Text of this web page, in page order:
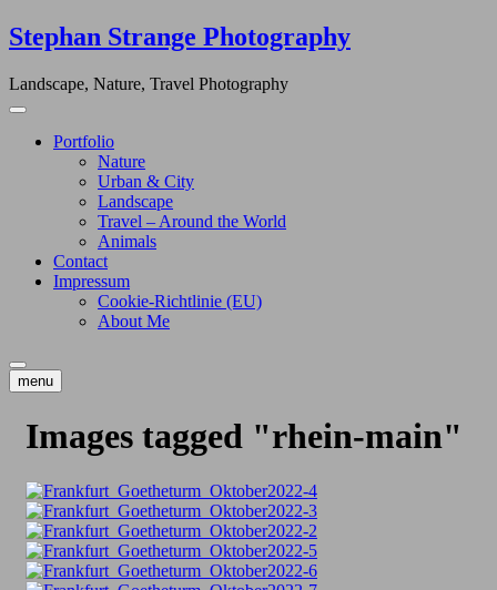
Skip
to
Stephan Strange Photography
Landscape, Nature, Travel Photography
Portfolio
Nature
Urban & City
Landscape
Travel – Around the World
Animals
Contact
Impressum
Cookie-Richtlinie (EU)
About Me
menu
Images tagged "rhein-main"